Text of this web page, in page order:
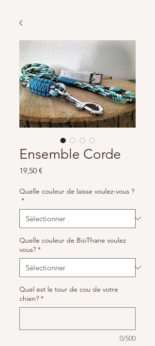
Ensemble Corde
19,50 €
Quelle couleur de laisse voulez-vous ?
*
Quelle couleur de BioThane voulez
vous? *
Quel est le tour de cou de votre
chien? *
0/500